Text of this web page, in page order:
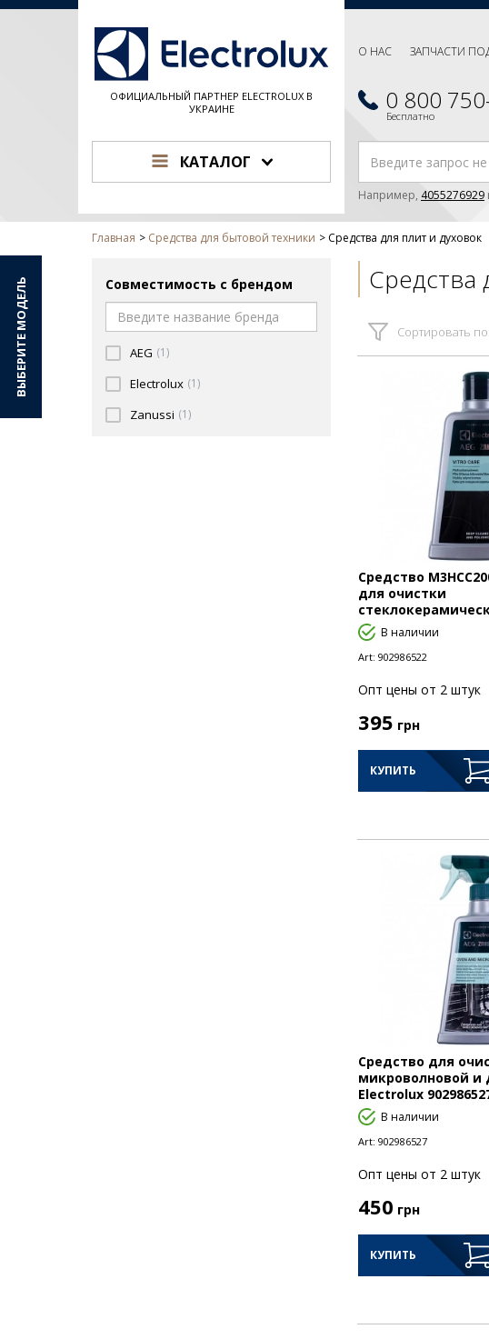
ОФИЦИАЛЬНЫЙ ПАРТНЕР ELECTROLUX В
УКРАИНЕ
О НАС ЗАПЧАСТИ
0 800
Бесплатно
КАТАЛОГ
Например, 4055276929
Главная Средства для бытовой техники Средства для плит и духовок
Совместимость с брендом
AEG (1)
Electrolux (1)
Zanussi (1)
Средства
Сортировать по:
Средство
для очистки
В наличии
Art: 902986522
Опт цены от 2 штук
395 грн
КУПИТЬ
Средство для
микроволновой и
Electrolux
В наличии
Art: 902986527
Опт цены от 2 штук
450 грн
КУПИТЬ
ВЫБЕРИТЕ МОДЕЛЬ